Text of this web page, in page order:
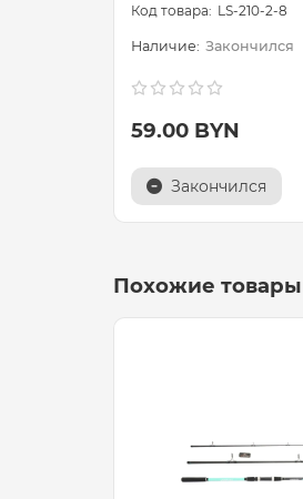
LS-210-2-8
Закончился
59.00 BYN
Закончился
Похожие товары